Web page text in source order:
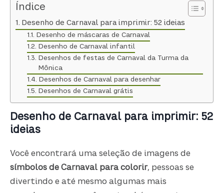
Índice
Desenho de Carnaval para imprimir: 52 ideias
Desenho de máscaras de Carnaval
Desenho de Carnaval infantil
Desenhos de festas de Carnaval da Turma da
Mônica
Desenhos de Carnaval para desenhar
Desenhos de Carnaval grátis
Desenho de Carnaval para imprimir: 52
ideias
Você encontrará uma seleção de imagens de
símbolos de Carnaval para colorir, pessoas se
divertindo e até mesmo algumas mais